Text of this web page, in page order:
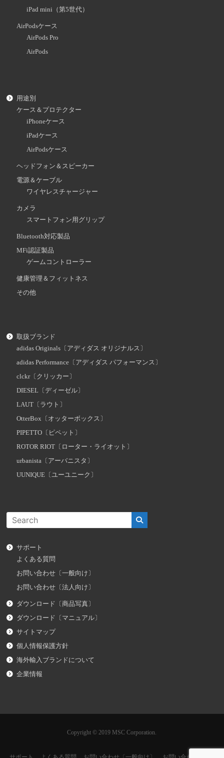
iPad mini（第5世代）
AirPodsケース
AirPods Pro
AirPods
用途別
ケース＆プロテクター
iPhoneケース
iPadケース
AirPodsケース
ヘッドフォン＆スピーカー
電源＆ケーブル
ワイヤレスチャージャー
カメラ
スマートフォン用グリップ
Bluetooth対応製品
MFi認証製品
ゲームコントローラー
健康管理＆フィットネス
その他
取扱ブランド
adidas Originals〔アディダス オリジナルス〕
adidas Performance〔アディダス パフォーマンス〕
clckr〔クリッカー〕
DIESEL〔ディーゼル〕
LAUT〔ラウト〕
OtterBox〔オッターボックス〕
PIPETTO〔ピペット〕
ROTOR RIOT〔ローター・ライオット〕
urbanista〔アーバニスタ〕
UUNIQUE〔ユーユニーク〕
サポート
よくある質問
お問い合わせ〔一般向け〕
お問い合わせ〔法人向け〕
ダウンロード〔商品写真〕
ダウンロード〔マニュアル〕
サイトマップ
個人情報保護方針
海外輸入ブランドについて
企業情報
Copyright © 2019 MSC Corporation.